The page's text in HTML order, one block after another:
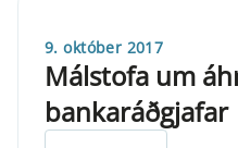
9. október 2017
Málstofa um
bankaráðgjafar